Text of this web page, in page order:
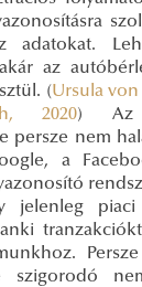
adatokat.
az
(Ursula
2020) Az
persze nem
a
jelenleg
szigorodó